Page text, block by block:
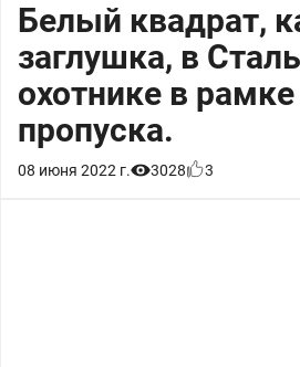
Белый квадрат,
заглушка, в
охотнике в
пропуска.
08 июня 2022 г. 3028 3